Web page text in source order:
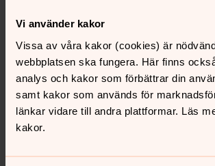
Vi använder kakor
Vissa av våra kakor (cookies) är
webbplatsen ska fungera. Här finns
analys och kakor som förbättrar din
samt kakor som används för
länkar vidare till andra plattformar. Läs
kakor.
Foto: Pernilla Bökman